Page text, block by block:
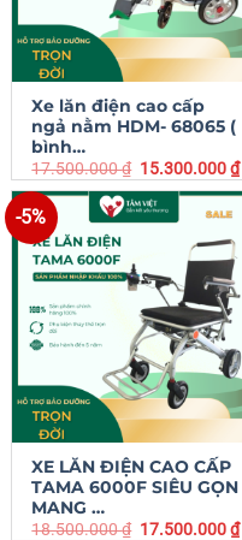
Xe lăn điện cao cấp
ngả nằm HDM- 68065 (
bình…
17.500.000₫ 15.300.000₫
-5%
XE LĂN ĐIỆN CAO CẤP
TAMA 6000F SIÊU GỌN
MANG …
18.500.000₫ 17.500.000₫